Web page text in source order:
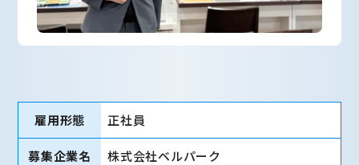
雇用形態 正社員
募集企業名 株式会社ベルパーク